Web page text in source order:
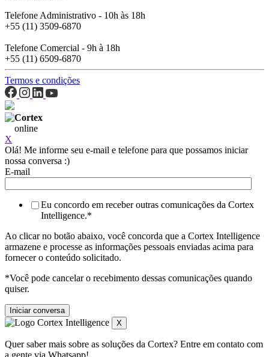
Telefone Administrativo - 10h às 18h
+55 (11) 3509-6870
Telefone Comercial - 9h à 18h
+55 (11) 6509-6870
Termos e condições
Cortex
online
X
Olá! Me informe seu e-mail e telefone para que possamos iniciar
nossa conversa :)
E-mail
Eu concordo em receber outras comunicações da Cortex
Intelligence.*
Ao clicar no botão abaixo, você concorda que a Cortex Intelligence
armazene e processe as informações pessoais enviadas acima para
fornecer o conteúdo solicitado.
*Você pode cancelar o recebimento dessas comunicações quando
quiser.
X
Quer saber mais sobre as soluções da Cortex? Entre em contato com